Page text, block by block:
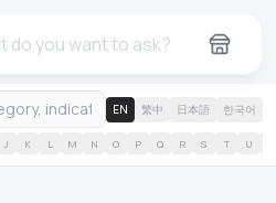
EN 繁中 日本語 한국어
J K L M N O P Q R S T U